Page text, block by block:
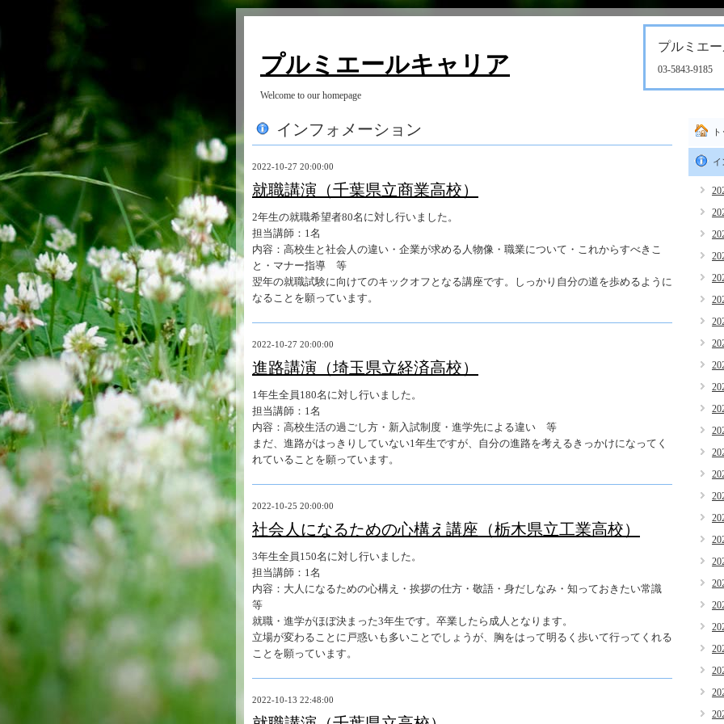
プルミエ
03-5843-9185
プルミエールキャリア
Welcome to our homepage
インフォメーション
2022-10-27 20:00:00
就職講演（千葉県立商業高校）
2年生の就職希望者80名に対し行いました。
担当講師：1名
内容：高校生と社会人の違い・企業が求める人物像・職業について・これからすべきこ
と・マナー指導 等
翌年の就職試験に向けてのキックオフとなる講座です。しっかり自分の道を歩めるように
なることを願っています。
2022-10-27 20:00:00
進路講演（埼玉県立経済高校）
1年生全員180名に対し行いました。
担当講師：1名
内容：高校生活の過ごし方・新入試制度・進学先による違い 等
まだ、進路がはっきりしていない1年生ですが、自分の進路を考えるきっかけになってく
れていることを願っています。
2022-10-25 20:00:00
社会人になるための心構え講座（栃木県立工業高校）
3年生全員150名に対し行いました。
担当講師：1名
内容：大人になるための心構え・挨拶の仕方・敬語・身だしなみ・知っておきたい常識
等
就職・進学がほぼ決まった3年生です。卒業したら成人となります。
立場が変わることに戸惑いも多いことでしょうが、胸をはって明るく歩いて行ってくれる
ことを願っています。
2022-10-13 22:48:00
イ